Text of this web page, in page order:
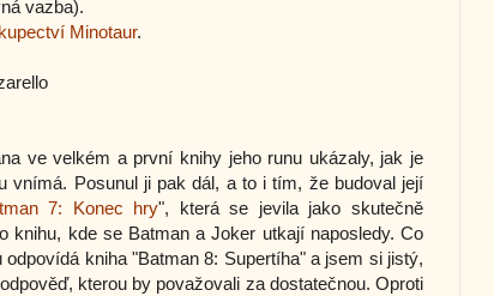
vazba).
Minotaur.
ve velkém a první knihy jeho runu ukázaly, jak je
vnímá. Posunul ji pak dál, a to i tím, že budoval její
7: Konec hry", která se jevila jako skutečně
knihu, kde se Batman a Joker utkají naposledy. Co
kniha "Batman 8: Supertíha" a jsem si jistý,
kterou by považovali za dostatečnou. Oproti